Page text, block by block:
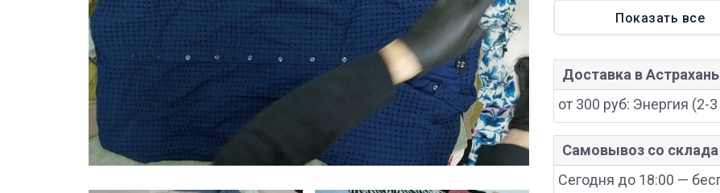
Показать все
Доставка в Астрахань
от 300 руб: Энергия
Самовывоз со склада
Сегодня до 18:00 —